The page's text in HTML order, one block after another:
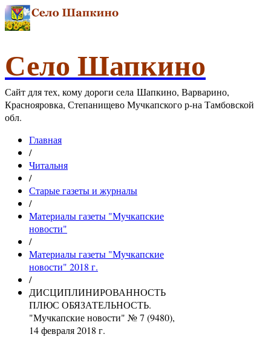
Село Шапкино
Сайт для тех, кому дороги села Шапкино, Варварино,
Краснояровка, Степанищево Мучкапского р-на Тамбовской
обл.
Главная
/
Читальня
/
Старые газеты и журналы
/
Материалы газеты "Мучкапские
новости"
/
Материалы газеты "Мучкапские
новости" 2018 г.
/
ДИСЦИПЛИНИРОВАННОСТЬ
ПЛЮС ОБЯЗАТЕЛЬНОСТЬ.
"Мучкапские новости" № 7 (9480),
14 февраля 2018 г.